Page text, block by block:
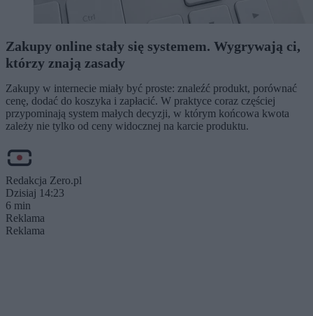
Zakupy online stały się systemem. Wygrywają ci,
którzy znają zasady
Zakupy w internecie miały być proste: znaleźć produkt, porównać
cenę, dodać do koszyka i zapłacić. W praktyce coraz częściej
przypominają system małych decyzji, w którym końcowa kwota
zależy nie tylko od ceny widocznej na karcie produktu.
Redakcja Zero.pl
Dzisiaj 14:23
6 min
Reklama
Reklama